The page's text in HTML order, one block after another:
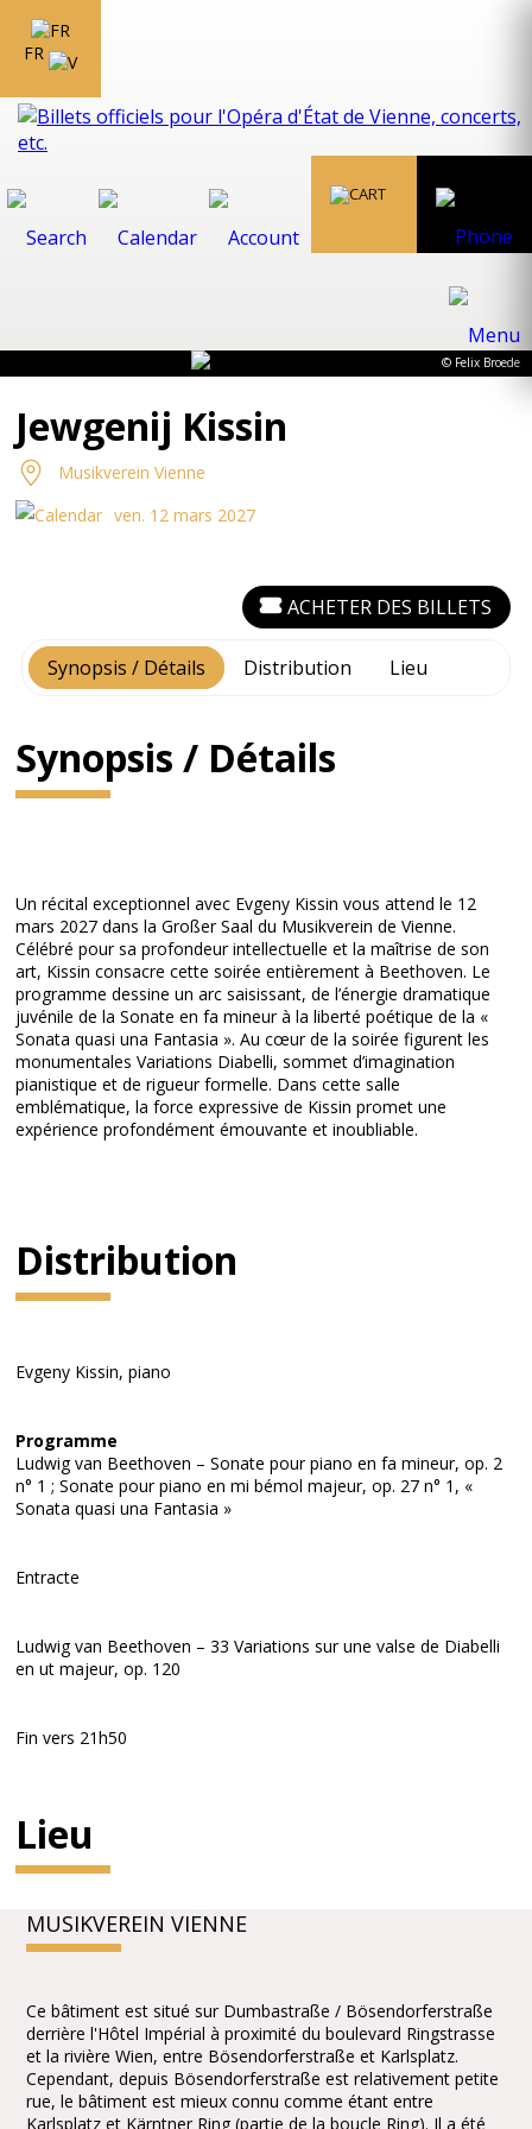
FR
© Felix Broede
Jewgenij Kissin
Musikverein Vienne
ven. 12 mars 2027
Synopsis / Détails Distribution Lieu
ACHETER DES BILLETS
Synopsis / Détails
Un récital exceptionnel avec Evgeny Kissin vous attend le 12
mars 2027 dans la Großer Saal du Musikverein de Vienne.
Célébré pour sa profondeur intellectuelle et la maîtrise de son
art, Kissin consacre cette soirée entièrement à Beethoven. Le
programme dessine un arc saisissant, de l’énergie dramatique
juvénile de la Sonate en fa mineur à la liberté poétique de la «
Sonata quasi una Fantasia ». Au cœur de la soirée figurent les
monumentales Variations Diabelli, sommet d’imagination
pianistique et de rigueur formelle. Dans cette salle
emblématique, la force expressive de Kissin promet une
expérience profondément émouvante et inoubliable.
Distribution
Evgeny Kissin, piano
Programme
Ludwig van Beethoven – Sonate pour piano en fa mineur, op. 2
n° 1 ; Sonate pour piano en mi bémol majeur, op. 27 n° 1, «
Sonata quasi una Fantasia »
Entracte
Ludwig van Beethoven – 33 Variations sur une valse de Diabelli
en ut majeur, op. 120
Fin vers 21h50
Lieu
MUSIKVEREIN VIENNE
Ce bâtiment est situé sur Dumbastraße / Bösendorferstraße
derrière l'Hôtel Impérial à proximité du boulevard Ringstrasse
et la rivière Wien, entre Bösendorferstraße et Karlsplatz.
Cependant, depuis Bösendorferstraße est relativement petite
rue, le bâtiment est mieux connu comme étant entre
Karlsplatz et Kärntner Ring (partie de la boucle Ring). Il a été